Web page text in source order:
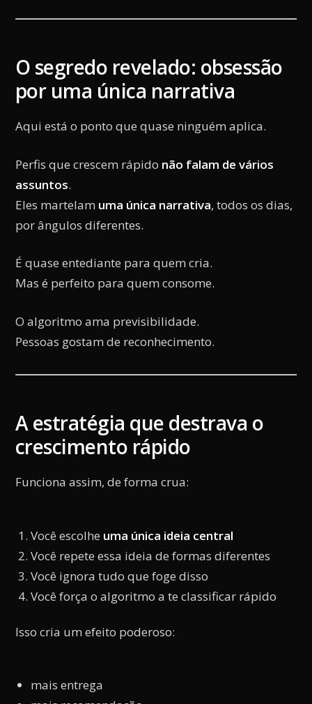
O segredo revelado: obsessão
por uma única narrativa
Aqui está o ponto que quase ninguém aplica.
Perfis que crescem rápido não falam de vários
assuntos.
Eles martelam uma única narrativa, todos os dias,
por ângulos diferentes.
É quase entediante para quem cria.
Mas é perfeito para quem consome.
O algoritmo ama previsibilidade.
Pessoas gostam de reconhecimento.
A estratégia que destrava o
crescimento rápido
Funciona assim, de forma crua:
Você escolhe uma única ideia central
Você repete essa ideia de formas diferentes
Você ignora tudo que foge disso
Você força o algoritmo a te classificar rápido
Isso cria um efeito poderoso:
mais entrega